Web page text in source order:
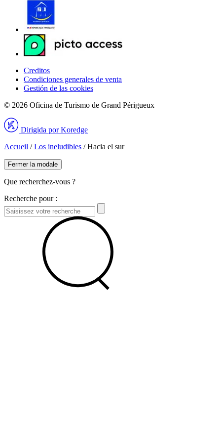
Creditos
Condiciones generales de venta
Gestión de las cookies
© 2026 Oficina de Turismo de Grand Périgueux
Dirigida por Koredge
Accueil /Los ineludibles /Hacia el sur
Fermer la modale
Que recherchez-vous ?
Recherche pour :